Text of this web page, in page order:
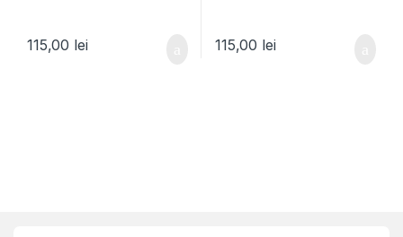
4540, Aspire 4540G
115,00 lei
5745g
115,00 lei